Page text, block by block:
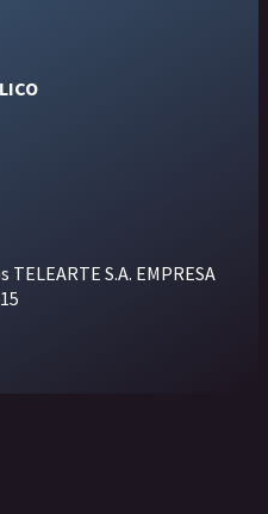
S.A. EMPRESA